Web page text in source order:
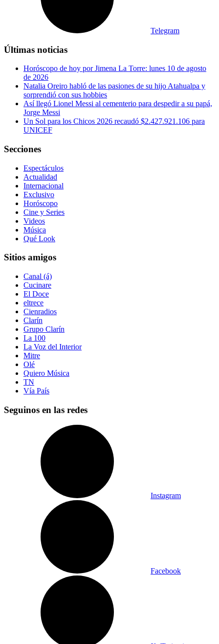
Telegram
Últimas noticias
Horóscopo de hoy por Jimena La Torre: lunes 10 de agosto
de 2026
Natalia Oreiro habló de las pasiones de su hijo Atahualpa y
sorprendió con sus hobbies
Así llegó Lionel Messi al cementerio para despedir a su papá,
Jorge Messi
Un Sol para los Chicos 2026 recaudó $2.427.921.106 para
UNICEF
Secciones
Espectáculos
Actualidad
Internacional
Exclusivo
Horóscopo
Cine y Series
Videos
Música
Qué Look
Sitios amigos
Canal (á)
Cucinare
El Doce
eltrece
Cienradios
Clarín
Grupo Clarín
La 100
La Voz del Interior
Mitre
Olé
Quiero Música
TN
Vía País
Seguinos en las redes
Instagram
Facebook